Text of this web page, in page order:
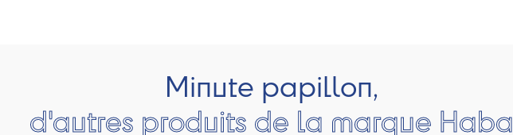
Minute papillon,
d'autres produits de la marque Haba